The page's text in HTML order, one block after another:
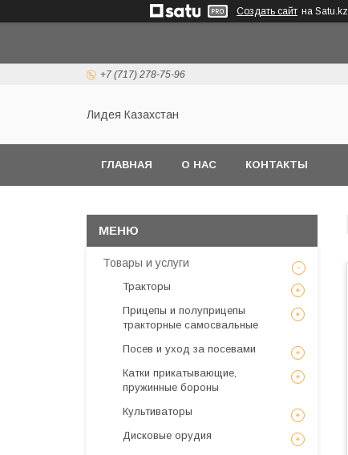
Создать сайт на Satu.kz
+7 (717) 278-75-96
Лидея Казахстан
ГЛАВНАЯ О НАС КОНТАКТЫ
Товары и услуги
Тракторы
Прицепы и полуприцепы
тракторные самосвальные
Посев и уход за посевами
Катки прикатывающие,
пружинные бороны
Культиваторы
Дисковые орудия